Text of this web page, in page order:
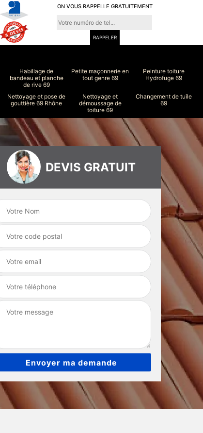
ON VOUS RAPPELLE GRATUITEMENT
Habillage de
bandeau et planche
de rive 69
Petite maçonnerie en
tout genre 69
Peinture toiture
Hydrofuge 69
Nettoyage et pose de
gouttière 69 Rhône
Nettoyage et
démoussage de
toiture 69
Changement de tuile
69
Couvreur 69
Peinture intérieur
et extérieur 69
DEVIS GRATUIT